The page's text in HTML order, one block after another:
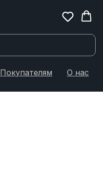
Покупателям О нас